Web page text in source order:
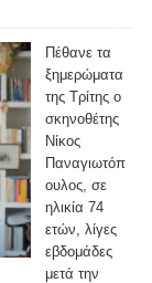
Πέθανε τα
ξημερώματα
της Τρίτης ο
σκηνοθέτης
Νίκος
Παναγιωτόπ
ουλος, σε
ηλικία 74
ετών, λίγες
εβδομάδες
μετά την